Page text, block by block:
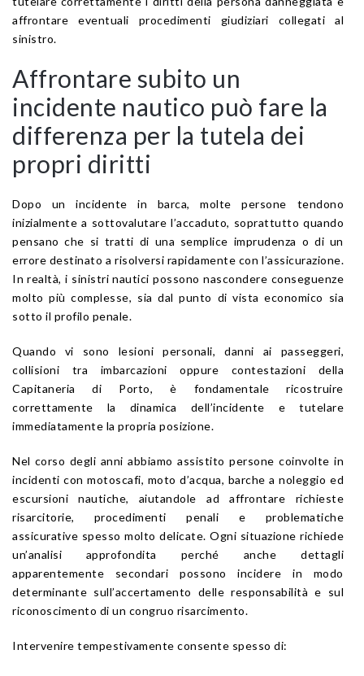
affrontare eventuali procedimenti giudiziari collegati al
sinistro.
Affrontare subito un
incidente nautico può fare la
differenza per la tutela dei
propri diritti
Dopo un incidente in barca, molte persone tendono
inizialmente a sottovalutare l’accaduto, soprattutto quando
pensano che si tratti di una semplice imprudenza o di un
errore destinato a risolversi rapidamente con l’assicurazione.
In realtà, i sinistri nautici possono nascondere conseguenze
molto più complesse, sia dal punto di vista economico sia
sotto il profilo penale.
Quando vi sono lesioni personali, danni ai passeggeri,
collisioni tra imbarcazioni oppure contestazioni della
Capitaneria di Porto, è fondamentale ricostruire
correttamente la dinamica dell’incidente e tutelare
immediatamente la propria posizione.
Nel corso degli anni abbiamo assistito persone coinvolte in
incidenti con motoscafi, moto d’acqua, barche a noleggio ed
escursioni nautiche, aiutandole ad affrontare richieste
risarcitorie, procedimenti penali e problematiche
assicurative spesso molto delicate. Ogni situazione richiede
un’analisi approfondita perché anche dettagli
apparentemente secondari possono incidere in modo
determinante sull’accertamento delle responsabilità e sul
riconoscimento di un congruo risarcimento.
Intervenire tempestivamente consente spesso di: